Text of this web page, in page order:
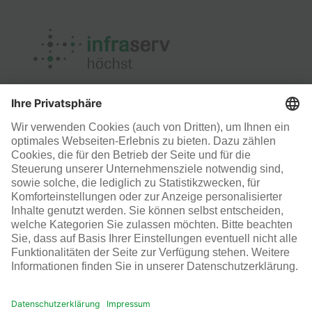
Arbeitsschutz
Infraserv Höchst
Karriere bei uns
Folgen Sie uns